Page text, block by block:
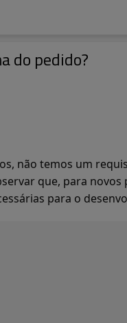
do pedido?
não temos um
que, para
para o